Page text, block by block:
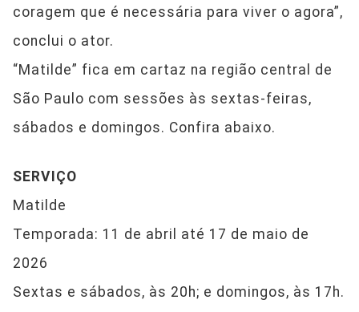
coragem que é necessária para viver o agora”,
conclui o ator.
“Matilde” fica em cartaz na região central de
São Paulo com sessões às sextas-feiras,
sábados e domingos. Confira abaixo.
SERVIÇO
Matilde
Temporada: 11 de abril até 17 de maio de
2026
Sextas e sábados, às 20h; e domingos, às 17h.